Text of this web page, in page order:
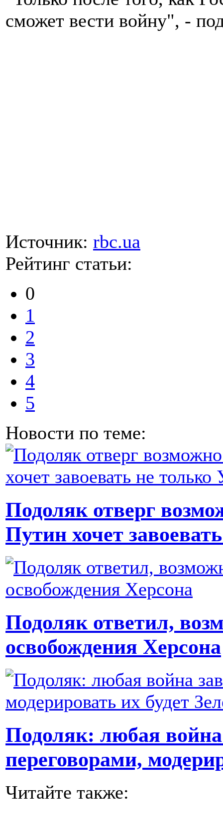
сможет вести войну", -
Источник: rbc.ua
Рейтинг статьи:
0
1
2
3
4
5
Новости по теме:
Подоляк отверг
Путин хочет
Подоляк ответил,
освобождения Херсона
Подоляк: любая
переговорами,
Читайте также: